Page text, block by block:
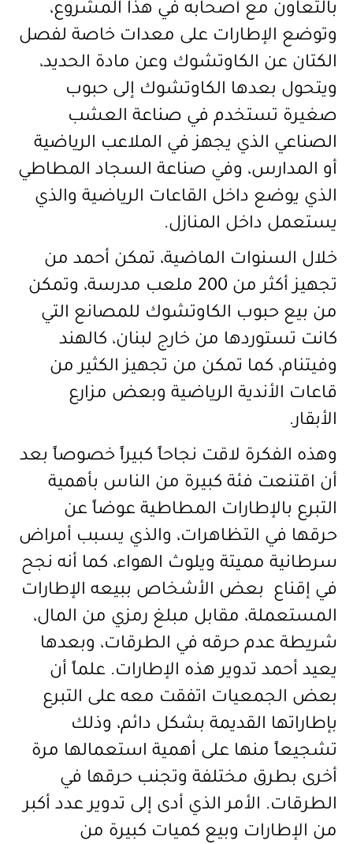
بالتعاون مع أصحابه في هذا المشروع،
وتوضع الإطارات على معدات خاصة لفصل
الكتان عن الكاوتشوك وعن مادة الحديد،
ويتحول بعدها الكاوتشوك إلى حبوب
صغيرة تستخدم في صناعة العشب
الصناعي الذي يجهز في الملاعب الرياضية
أو المدارس، وفي صناعة السجاد المطاطي
الذي يوضع داخل القاعات الرياضية والذي
يستعمل داخل المنازل.
خلال السنوات الماضية، تمكن أحمد من
تجهيز أكثر من 200 ملعب مدرسة، وتمكن
من بيع حبوب الكاوتشوك للمصانع التي
كانت تستوردها من خارج لبنان، كالهند
وفيتنام، كما تمكن من تجهيز الكثير من
قاعات الأندية الرياضية وبعض مزارع
الأبقار.
وهذه الفكرة لاقت نجاحاً كبيراً خصوصاً بعد
أن اقتنعت فئة كبيرة من الناس بأهمية
التبرع بالإطارات المطاطية عوضاً عن
حرقها في التظاهرات، والذي يسبب أمراض
سرطانية مميتة ويلوث الهواء، كما أنه نجح
في إقناع بعض الأشخاص ببيعه الإطارات
المستعملة، مقابل مبلغ رمزي من المال،
شريطة عدم حرقه في الطرقات، وبعدها
يعيد أحمد تدوير هذه الإطارات. علماً أن
بعض الجمعيات اتفقت معه على التبرع
بإطاراتها القديمة بشكل دائم، وذلك
تشجيعاً منها على أهمية استعمالها مرة
أخرى بطرق مختلفة وتجنب حرقها في
الطرقات. الأمر الذي أدى إلى تدوير عدد أكبر
من الإطارات وبيع كميات كبيرة من